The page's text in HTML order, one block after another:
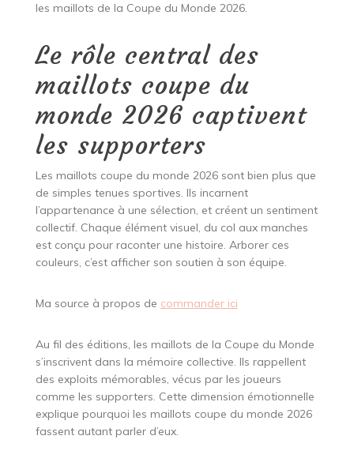
les maillots de la Coupe du Monde 2026.
Le rôle central des
maillots coupe du
monde 2026 captivent
les supporters
Les maillots coupe du monde 2026 sont bien plus que
de simples tenues sportives. Ils incarnent
l’appartenance à une sélection, et créent un sentiment
collectif. Chaque élément visuel, du col aux manches
est conçu pour raconter une histoire. Arborer ces
couleurs, c’est afficher son soutien à son équipe.
Ma source à propos de commander ici
Au fil des éditions, les maillots de la Coupe du Monde
s’inscrivent dans la mémoire collective. Ils rappellent
des exploits mémorables, vécus par les joueurs
comme les supporters. Cette dimension émotionnelle
explique pourquoi les maillots coupe du monde 2026
fassent autant parler d’eux.